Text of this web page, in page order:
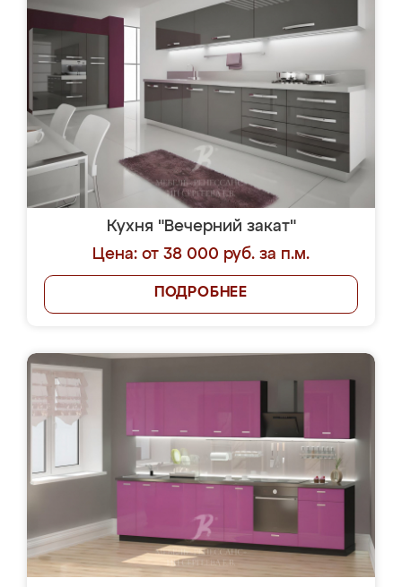
Кухня "Вечерний закат"
Цена: от 38 000 руб. за п.м.
ПОДРОБНЕЕ